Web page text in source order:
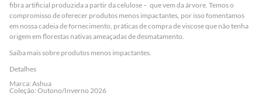
fibra artificial produzida a partir da celulose – que vem da árvore. Temos o
compromisso de oferecer produtos menos impactantes, por isso fomentamos
em nossa cadeia de fornecimento, práticas de compra de viscose que não tenha
origem em florestas nativas ameaçadas de desmatamento.
Saiba mais sobre produtos menos impactantes.
Detalhes
Marca: Ashua
Coleção: Outono/Inverno 2026